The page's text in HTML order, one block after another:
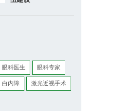
眼科医生 眼科专家
白内障 激光近视手术